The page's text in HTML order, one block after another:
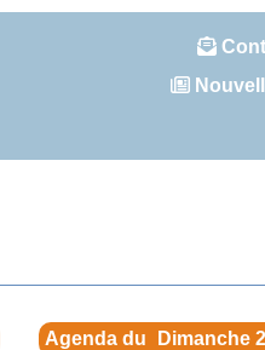
Agenda du Dimanche